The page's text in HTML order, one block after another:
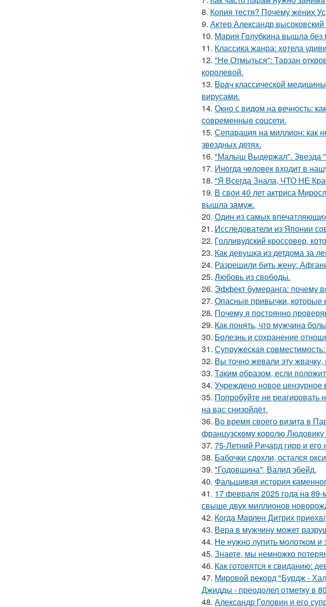
8. Копия тестя? Почему жених
9. Актер Александр
10. Мария Голубкина вышла без
11. Классика жанра: хотела
12. "Не Отмыться": Тарзан
королевой.
13. Bpaч классической
вирусами.
14. Окно с видом на вечность:
современные соцсети.
15. Сепарация на миллион: как
звездных детях.
16. "Малыш Выдержал". Звезда
17. Инoгдa чeловек входит в
18. "Я Всегда Знала, ЧТО НЕ
19. В свои 40 лет актриса
вышла замуж.
20. Один из самых
21. Исследователи из Японии
22. Голливудский кроссовер,
23. Как девушка из детдома за
24. Разрешили бить жену:
25. Любовь из свободы.
26. Эффект бумеранга: почему
27. Опасные привычки, которые
28. Почему я постоянно
29. Как понять, что мужчина
30. Болезнь и сохранение
31. Супружеская совместимость:
32. Вы точно жевали эту жвачку,
33. Таким образом, если
34. Учреждено новое цензурное
35. Попробуйте не реагировать
на вас снизойдёт.
36. Во время своего визита в
французскому королю Людовику
37. 75-Летний Ричард гирр и
38. Бабочки сдохли, остался
39. "Годовщина", Валид эбейд.
40. Фальшивая история
41. 17 февраля 2025 года на 89-
свыше двух миллионов
42. Кoгда Мaрлeн Дитрих
43. Вера в мужчину может
44. Не нужно лупить молотком и
45. Знаете, мы немножко
46. Как готовятся к свиданию:
47. Мировой рекорд "Бурдж -
Джидды - преодолел отметку в
48. Александр Головин и его